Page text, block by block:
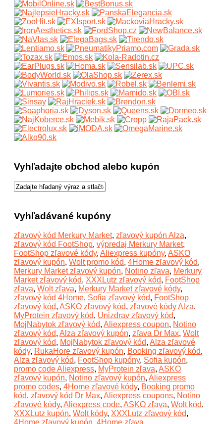
Vyhľadajte obchod alebo kupón
Vyhľadávané kupóny
zľavový kód Merkury Market, zľavový kupón Alza,
zľavový kód FootShop, výpredaj Merkury Market,
FootShop zľavové kódy, Aliexpress kupóny, ASKO
zľavový kupón, Wolt promo kód, 4Home zľavový kód,
Merkury Market zľavový kupón, Notino zľava, Merkury
Market zľavový kód, XXXLutz zľavový kód, FootShop
zľava, Wolt zľava, Merkury Market zľavové kódy,
zľavový kód 4Home, Sofia zľavový kód, FootShop
zľavový kód, ASKO zľavový kód, zľavové kódy Alza,
MyProtein zľavový kód, Unizdrav zľavový kód,
MojNabytok zľavový kód, Aliexpress coupon, Notino
zľavový kód, Alza zľavový kupón, zľava Dr Max, Wolt
zľavový kód, MojNabytok zľavový kód, Alza zľavové
kódy, RukaHore zľavový kupón, Booking zľavový kód,
Alza zľavový kód, FootShop kupóny, Sofia kupón,
promo code Aliexpress, MyProtein zľava, ASKO
zľavový kupón, Notino zľavový kupón, Aliexpress
promo codes, 4Home zľavové kódy, Booking promo
kód, zľavový kód Dr Max, Aliexpress coupons, Notino
zľavové kódy, Aliexpress code, ASKO zľava, Wolt kód,
XXXLutz kupón, Wolt kódy, XXXLutz zľavový kód,
4Home zľavový kupón 4Home zľava